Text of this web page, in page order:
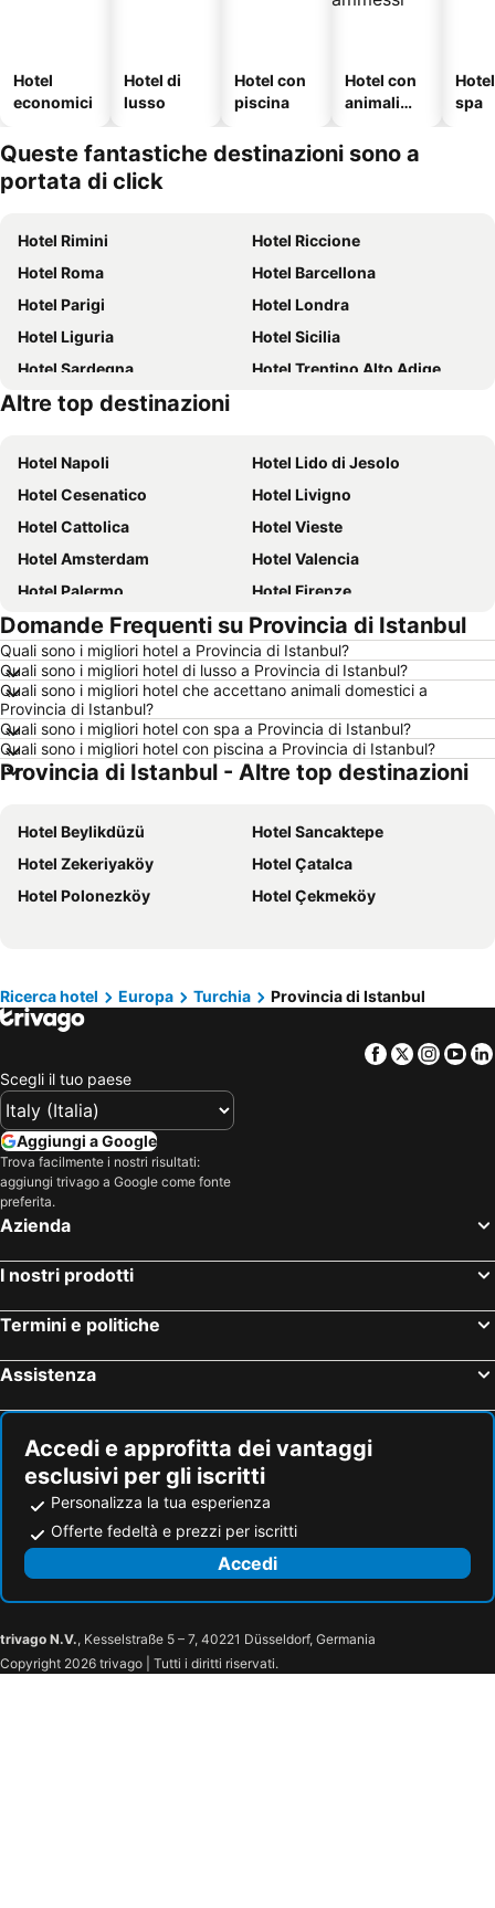
Hotel
economici
Hotel di
lusso
Hotel con
piscina
Hotel con
animali
spa
Queste fantastiche destinazioni sono a
portata di click
Hotel Rimini
Hotel Riccione
Hotel Roma
Hotel Barcellona
Hotel Parigi
Hotel Londra
Hotel Liguria
Hotel Sicilia
Hotel Sardegna
Hotel Trentino Alto Adige
Hotel Toscana
Altre top destinazioni
Hotel Napoli
Hotel Lido di Jesolo
Hotel Cesenatico
Hotel Livigno
Hotel Cattolica
Hotel Vieste
Hotel Amsterdam
Hotel Valencia
Hotel Palermo
Hotel Firenze
Hotel Sharm el-Sheikh
Hotel Caorle
Hotel Milano
Hotel Bellaria-Igea Marina
Hotel Milano Marittima
Hotel Venezia
Hotel New York
Hotel Alghero
Hotel Vienna
Hotel Isola d'Ischia
Hotel Calabria
Hotel Italia
Hotel Riviera Romagnola
Hotel Marche
Hotel Valle d'Aosta
Hotel Ibiza
Hotel Mallorca
Hotel Emilia-Romagna
Domande Frequenti su Provincia di Istanbul
Quali sono i migliori hotel a Provincia di Istanbul?
Quali sono i migliori hotel di lusso a Provincia di Istanbul?
Quali sono i migliori hotel che accettano animali domestici a
Provincia di Istanbul?
Quali sono i migliori hotel con spa a Provincia di Istanbul?
Quali sono i migliori hotel con piscina a Provincia di Istanbul?
Provincia di Istanbul - Altre top destinazioni
Hotel Beylikdüzü
Hotel Sancaktepe
Hotel Zekeriyaköy
Hotel Çatalca
Hotel Polonezköy
Hotel Çekmeköy
Ricerca hotel Europa Turchia Provincia di Istanbul
Facebook
Twitter
Scegli il tuo paese
Aggiungi a Google
Trova facilmente i nostri risultati:
aggiungi trivago a Google come fonte
preferita.
Azienda
I nostri prodotti
Termini e politiche
Assistenza
Accedi e approfitta dei vantaggi
esclusivi per gli iscritti
Personalizza la tua esperienza
Offerte fedeltà e prezzi per iscritti
Accedi
trivago N.V., Kesselstraße 5 – 7, 40221 Düsseldorf, Germania
Copyright 2026 trivago | Tutti i diritti riservati.